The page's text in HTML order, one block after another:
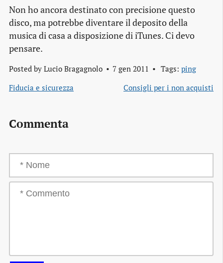
Non ho ancora destinato con precisione questo
disco, ma potrebbe diventare il deposito della
musica di casa a disposizione di iTunes. Ci devo
pensare.
Posted by Lucio Bragagnolo 7 gen 2011 Tags: ping
Fiducia e sicurezza
Consigli per i non acquisti
Commenta